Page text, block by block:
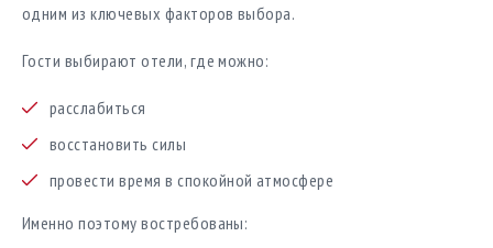
одним из ключевых факторов выбора.
Гости выбирают отели, где можно:
расслабиться
восстановить силы
провести время в спокойной атмосфере
Именно поэтому востребованы: